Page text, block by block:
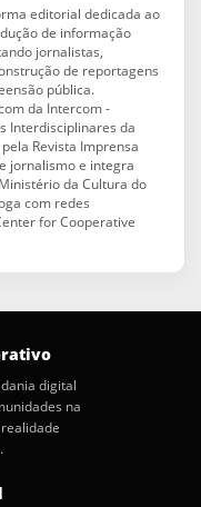
editorial dedicada ao
de informação
jornalistas,
de reportagens
pública.
da Intercom -
Interdisciplinares da
Revista Imprensa
jornalismo e integra
da Cultura do
com redes
for Cooperative
digital
na